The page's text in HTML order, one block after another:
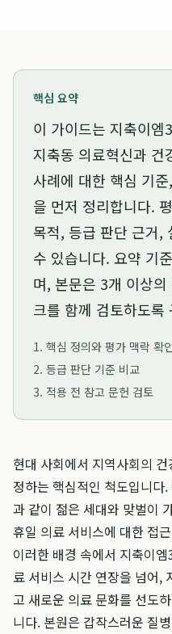
핵심 요약
이 가이드는 지축이엠
지축동 의료혁신과 건
사례에 대한 핵심 기
을 먼저 정리합니다.
목적, 등급 판단 근거,
수 있습니다. 요약 기
며, 본문은 3개 이상
크를 함께 검토하도록
1. 핵심 정의와 평가 맥락 확인
2. 등급 판단 기준 비교
3. 적용 전 참고 문헌 검토
현대 사회에서 지역사회의
정하는 핵심적인 척도입니다
과 같이 젊은 세대와 맞벌이
휴일 의료 서비스에 대한 접
이러한 배경 속에서 지축이
료 서비스 시간 연장을 넘어,
고 새로운 의료 문화를 선도
니다. 본원은 갑작스러운 질